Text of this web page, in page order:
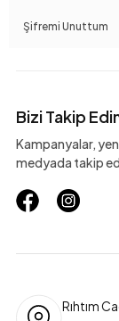
Şifremi Unuttum
Bizi Takip
Kampanyalar,
medyada takip
Rıhtım